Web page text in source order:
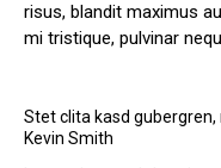
risus, blandit maximus
mi tristique, pulvinar
Stet clita kasd
Kevin Smith